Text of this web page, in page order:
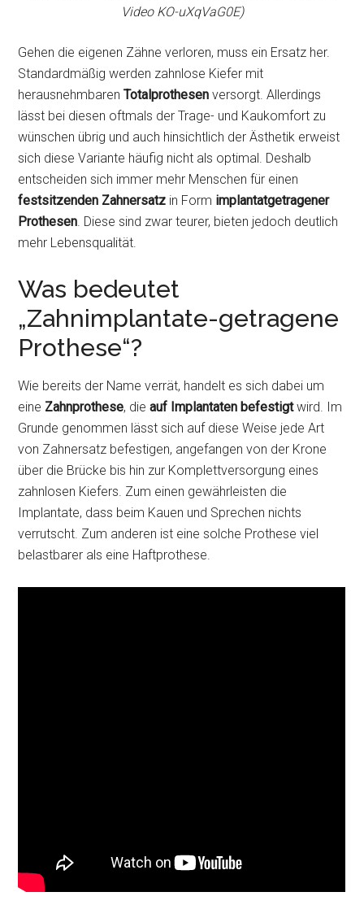
Video KO-uXqVaG0E)
Gehen die eigenen Zähne verloren, muss ein Ersatz her.
Standardmäßig werden zahnlose Kiefer mit
herausnehmbarenTotalprothesen versorgt. Allerdings
lässt bei diesen oftmals der Trage- und Kaukomfort zu
wünschen übrig und auch hinsichtlich der Ästhetik erweist
sich diese Variante häufig nicht als optimal. Deshalb
entscheiden sich immer mehr Menschen für einen
festsitzenden Zahnersatz in Form implantatgetragener
Prothesen. Diese sind zwar teurer, bieten jedoch deutlich
mehr Lebensqualität.
Was bedeutet
„Zahnimplantate-getragene
Prothese“?
Wie bereits der Name verrät, handelt es sich dabei um
eine Zahnprothese, dieauf Implantaten befestigtwird. Im
Grunde genommen lässt sich auf diese Weise jede Art
von Zahnersatz befestigen, angefangen von der Krone
über die Brücke bis hin zur Komplettversorgung eines
zahnlosen Kiefers. Zum einen gewährleisten die
Implantate, dass beim Kauen und Sprechen nichts
verrutscht. Zum anderen ist eine solche Prothese viel
belastbarer als eine Haftprothese.